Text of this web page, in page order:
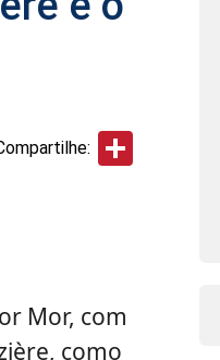
Mor, com
como